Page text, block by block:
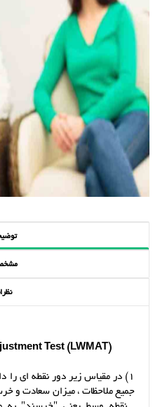
Test (LWMAT)
1) در مقیاس زیر دور نقطه ای را
جمیع ملاحظات ، میزان سعادت و